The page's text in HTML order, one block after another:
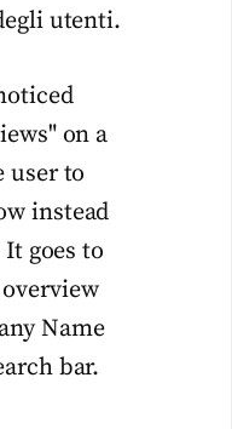
utenti.
on a
user to
instead
goes to
overview
Name
bar.